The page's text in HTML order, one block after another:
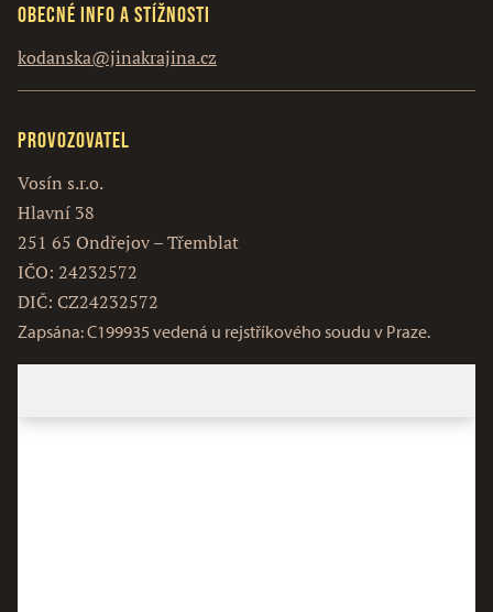
Obecné info a stížnosti
kodanska@jinakrajina.cz
Provozovatel
Vosín s.r.o.
Hlavní 38
251 65 Ondřejov – Třemblat
IČO: 24232572
DIČ: CZ24232572
Zapsána: C199935 vedená u rejstříkového soudu v Praze.